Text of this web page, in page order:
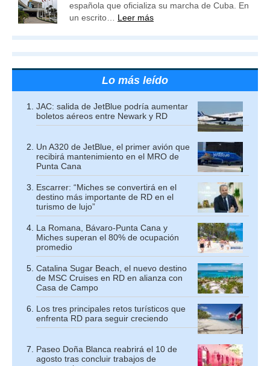
española que oficializa su marcha de Cuba. En
un escrito… Leer más
Lo más leído
JAC: salida de JetBlue podría aumentar
boletos aéreos entre Newark y RD
Un A320 de JetBlue, el primer avión que
recibirá mantenimiento en el MRO de
Punta Cana
Escarrer: “Miches se convertirá en el
destino más importante de RD en el
turismo de lujo”
La Romana, Bávaro-Punta Cana y
Miches superan el 80% de ocupación
promedio
Catalina Sugar Beach, el nuevo destino
de MSC Cruises en RD en alianza con
Casa de Campo
Los tres principales retos turísticos que
enfrenta RD para seguir creciendo
Paseo Doña Blanca reabrirá el 10 de
agosto tras concluir trabajos de